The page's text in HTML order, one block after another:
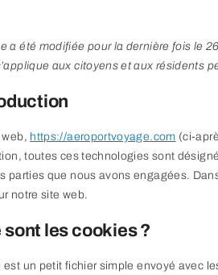
a été modifiée pour la dernière fois le
aux citoyens et aux résidents
web, https://aeroportvoyage.com (ci-
toutes ces technologies sont
parties que nous avons engagées.
notre site web.
sont les cookies ?
est un petit fichier simple envoyé avec